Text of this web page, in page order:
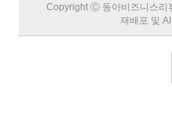
Copyright Ⓒ 동아비즈니스리
재배포 및